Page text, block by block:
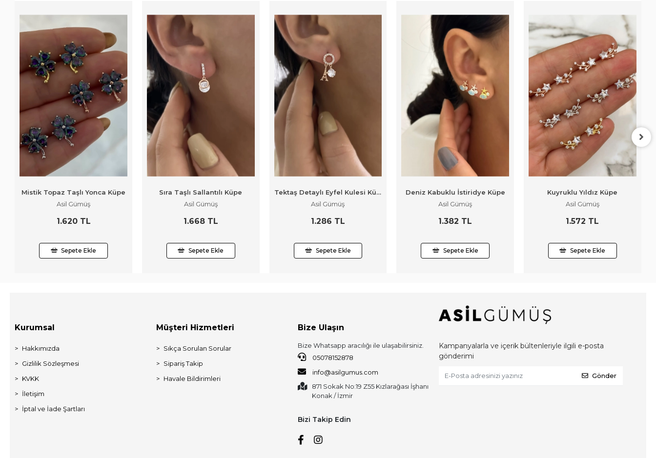
Mistik Topaz Taşlı Yonca Küpe
Asil Gümüş
1.620 TL
Sepete Ekle
Sıra Taşlı Sallantılı Küpe
Asil Gümüş
1.668 TL
Sepete Ekle
Tektaş Detaylı Eyfel Kulesi Küpe
Asil Gümüş
1.286 TL
Sepete Ekle
Deniz Kabuklu İstiridye Küpe
Asil Gümüş
1.382 TL
Sepete Ekle
Kuyruklu Yıldız Küpe
Asil Gümüş
1.572 TL
Sepete Ekle
Kurumsal
Hakkımızda
Gizlilik Sözleşmesi
KVKK
İletişim
İptal ve İade Şartları
Müşteri Hizmetleri
Sıkça Sorulan Sorular
Sipariş Takip
Havale Bildirimleri
Bize Ulaşın
Bize Whatsapp aracılığı ile ulaşabilirsiniz.
05078152878
info@asilgumus.com
871 Sokak No:19 Z55 Kızlarağası İşhanı
Konak / İzmir
Bizi Takip Edin
Kampanyalarla ve içerik bültenleriyle ilgili e-posta
gönderimi
Gönder